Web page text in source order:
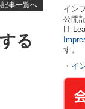
事一覧へ
る
イン
公開
IT
す。
・ イ